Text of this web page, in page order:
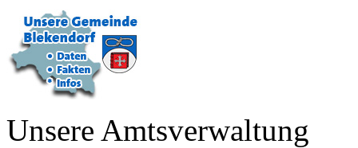
Unsere Amtsverwaltung